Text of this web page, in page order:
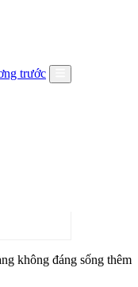
trước
không đáng sống thêm